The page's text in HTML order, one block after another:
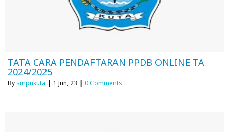
TATA CARA PENDAFTARAN PPDB ONLINE TA
2024/2025
By smpnkuta | 1 Jun, 23 | 0 Comments